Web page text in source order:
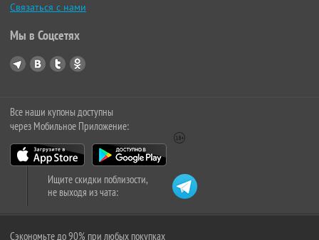
Связаться с нами
Мы в Соцсетях
Все наши купоны доступны
через Мобильное Приложение:
Ищите скидки поблизости,
не выходя из чата:
Сэкономьте до 90% при любых покупках